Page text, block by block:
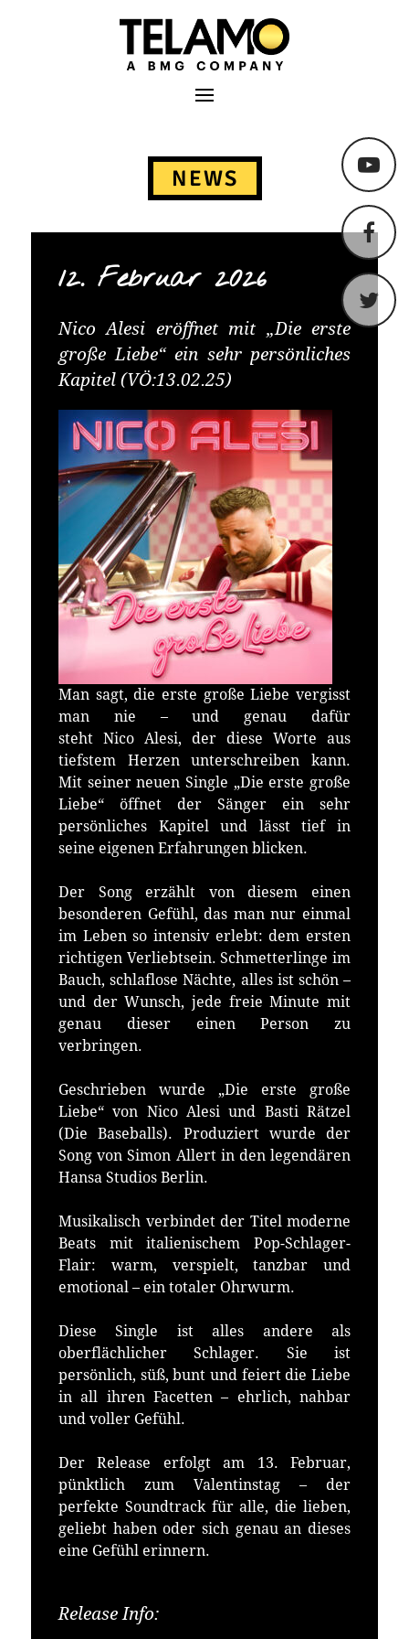
TELAMO
Primäres Menü
NEWS
12. Februar 2026
Nico Alesi eröffnet mit „Die erste
große Liebe“ ein sehr persönliches
Kapitel (VÖ:13.02.25)
Man sagt, die erste große Liebe vergisst
man nie – und genau dafür
steht Nico Alesi, der diese Worte aus
tiefstem Herzen unterschreiben kann.
Mit seiner neuen Single „Die erste große
Liebe“ öffnet der Sänger ein sehr
persönliches Kapitel und lässt tief in
seine eigenen Erfahrungen blicken.
Der Song erzählt von diesem einen
besonderen Gefühl, das man nur einmal
im Leben so intensiv erlebt: dem ersten
richtigen Verliebtsein. Schmetterlinge im
Bauch, schlaflose Nächte, alles ist schön –
und der Wunsch, jede freie Minute mit
genau dieser einen Person zu
verbringen.
Geschrieben wurde „Die erste große
Liebe“ von Nico Alesi und Basti Rätzel
(Die Baseballs). Produziert wurde der
Song von Simon Allert in den legendären
Hansa Studios Berlin.
Musikalisch verbindet der Titel moderne
Beats mit italienischem Pop-Schlager-
Flair: warm, verspielt, tanzbar und
emotional – ein totaler Ohrwurm.
Diese Single ist alles andere als
oberflächlicher Schlager. Sie ist
persönlich, süß, bunt und feiert die Liebe
in all ihren Facetten – ehrlich, nahbar
und voller Gefühl.
Der Release erfolgt am 13. Februar,
pünktlich zum Valentinstag – der
perfekte Soundtrack für alle, die lieben,
geliebt haben oder sich genau an dieses
eine Gefühl erinnern.
Release Info: